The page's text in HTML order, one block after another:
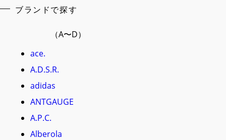
ブランドで探す
（A〜D）
ace.
A.D.S.R.
adidas
ANTGAUGE
A.P.C.
Alberola